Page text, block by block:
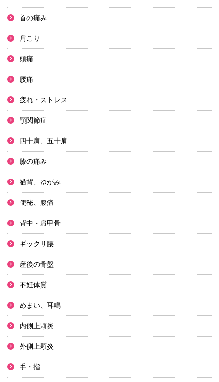
首の痛み
肩こり
頭痛
腰痛
疲れ・ストレス
顎関節症
四十肩、五十肩
膝の痛み
猫背、ゆがみ
便秘、腹痛
背中・肩甲骨
ギックリ腰
産後の骨盤
不妊体質
めまい、耳鳴
内側上顆炎
外側上顆炎
手・指